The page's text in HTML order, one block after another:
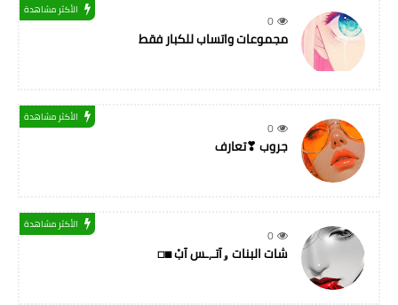
0
الأكثر مشاهدة
مجموعات واتساب للكبار فقط
0
الأكثر مشاهدة
جروب ❣تعارف
0
الأكثر مشاهدة
شات البنات ۅآتـ,ـس آبْ ◼◻